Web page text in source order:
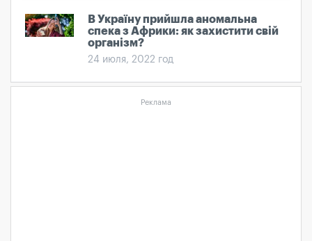
В Україну прийшла аномальна
спека з Африки: як захистити свій
організм?
24 июля, 2022 год
Реклама